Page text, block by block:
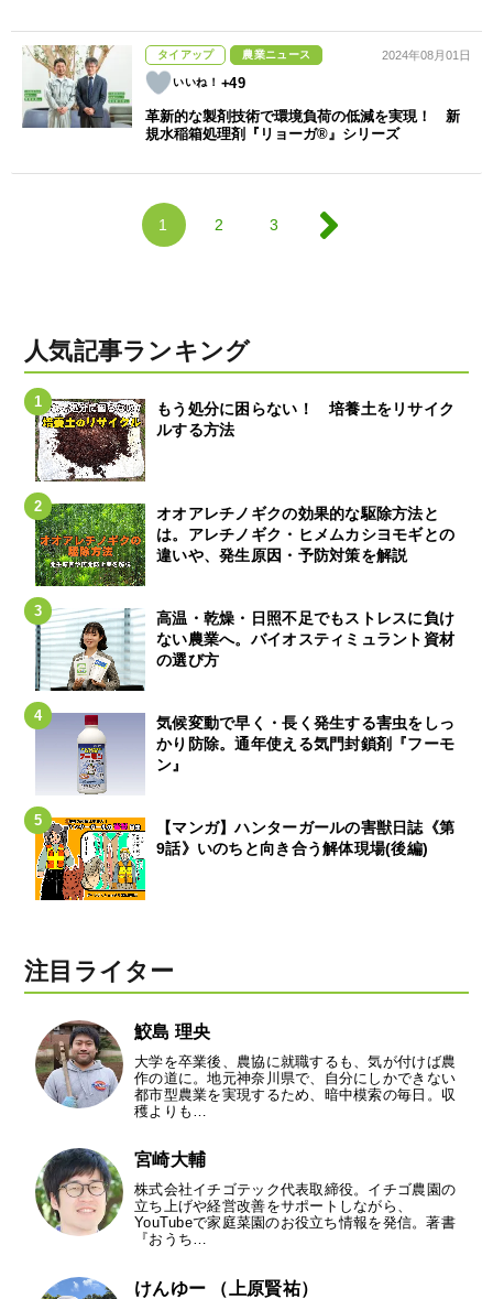
タイアップ 農業ニュース
+49
2024年08月01日
革新的な製剤技術で環境負荷の低減を実現！ 新
規水稲箱処理剤『リョーガ®』シリーズ
1 2 3
人気記事ランキング
もう処分に困らない！ 培養土をリサイク
ルする方法
オオアレチノギクの効果的な駆除方法と
は。アレチノギク・ヒメムカシヨモギとの
違いや、発生原因・予防対策を解説
高温・乾燥・日照不足でもストレスに負け
ない農業へ。バイオスティミュラント資材
の選び方
気候変動で早く・長く発生する害虫をしっ
かり防除。通年使える気門封鎖剤『フーモ
ン』
【マンガ】ハンターガールの害獣日誌《第
9話》いのちと向き合う解体現場(後編)
注目ライター
鮫島 理央
大学を卒業後、農協に就職するも、気が付けば農
作の道に。地元神奈川県で、自分にしかできない
都市型農業を実現するため、暗中模索の毎日。収
穫よりも…
宮崎大輔
株式会社イチゴテック代表取締役。イチゴ農園の
立ち上げや経営改善をサポートしながら、
YouTubeで家庭菜園のお役立ち情報を発信。著書
『おうち…
けんゆー （上原賢祐）